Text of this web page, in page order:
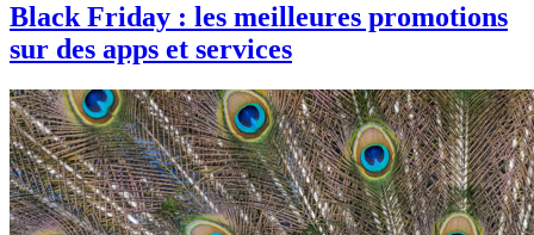
Black Friday : les meilleures promotions
sur des apps et services